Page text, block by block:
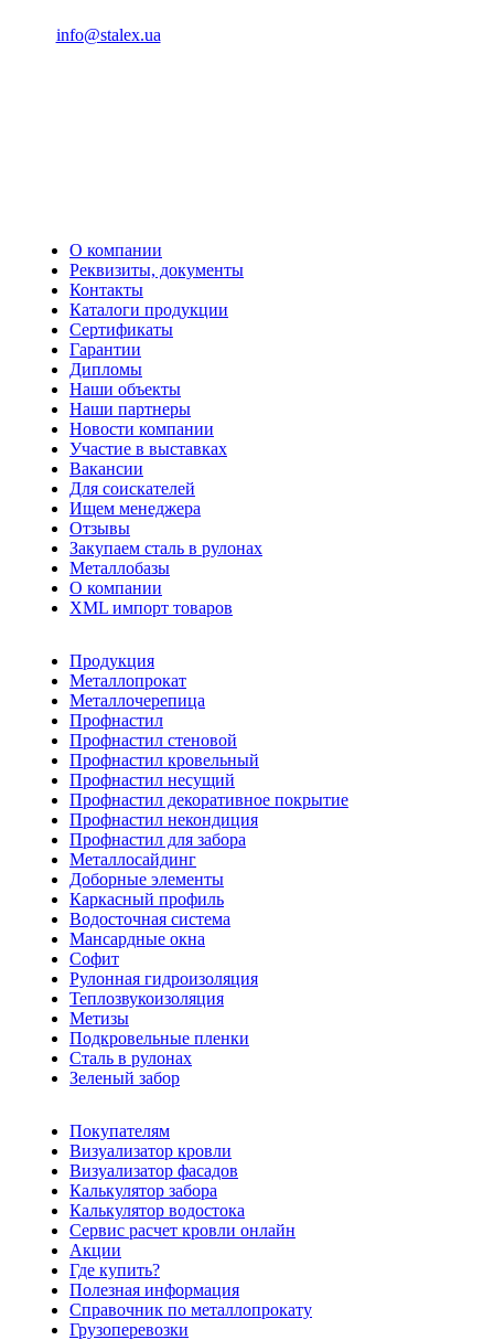
info@stalex.ua
О компании
Реквизиты, документы
Контакты
Каталоги продукции
Сертификаты
Гарантии
Дипломы
Наши объекты
Наши партнеры
Новости компании
Участие в выставках
Вакансии
Для соискателей
Ищем менеджера
Отзывы
Закупаем сталь в рулонах
Металлобазы
О компании
XML импорт товаров
Продукция
Металлопрокат
Металлочерепица
Профнастил
Профнастил стеновой
Профнастил кровельный
Профнастил несущий
Профнастил декоративное покрытие
Профнастил некондиция
Профнастил для забора
Металлосайдинг
Доборные элементы
Каркасный профиль
Водосточная система
Мансардные окна
Софит
Рулонная гидроизоляция
Теплозвукоизоляция
Метизы
Подкровельные пленки
Сталь в рулонах
Зеленый забор
Покупателям
Визуализатор кровли
Визуализатор фасадов
Калькулятор забора
Калькулятор водостока
Сервис расчет кровли онлайн
Акции
Где купить?
Полезная информация
Справочник по металлопрокату
Грузоперевозки